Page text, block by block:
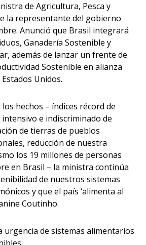
de Agricultura, Pesca y
la representante del gobierno
Anunció que Brasil integrará
Ganadería Sostenible y
además de lanzar un frente de
Sostenible en alianza
Unidos.
hechos – índices récord de
e indiscriminado de
de tierras de pueblos
reducción de nuestra
los 19 millones de personas
en Brasil – la ministra continúa
de nuestros sistemas
y que el país ‘alimenta al
Coutinho.
urgencia de sistemas alimentarios